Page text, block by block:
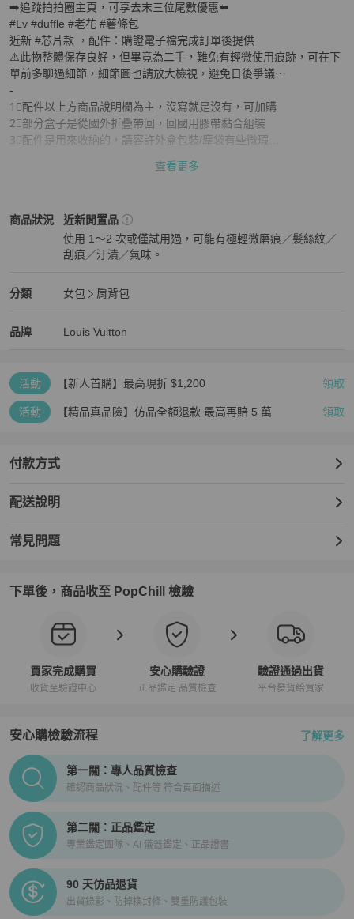
➡️追蹤拍拍圈主頁，可享去末三位尾數優惠⬅️
#Lv #duffle #老花 #薯條包
近新 #芯片款 ，配件：購證電子檔完成訂單後提供
⚠️此物整體保存良好，但畢竟為二手，難免有輕微使用痕跡，可在下
單前多聊過細節，細節圖也請放大檢視，避免日後爭議⋯
️-
1⃣️配件以上方商品說明欄為主，沒寫就是沒有，可加購
2⃣️部分盒子是從國外折疊帶回，回國用膠帶黏合組裝
3⃣️配件是用來收納的，請容許外盒包裝/塵袋有些微瑕
5⃣️商品非全新品，正常使用痕跡請勿高標
查看更多
商品狀況
Louis Vuitton女包商品狀態與細節
近新閒置品
使用 1～2 次或僅試用過，可能有極輕微磨痕／髮絲紋／
刮痕／汙漬／氣味。
分類
Louis Vuitton女包 分類資訊
女包
肩背包
品牌
Louis Vuitton精品女包品牌介紹
Louis Vuitton
Louis Vuitton推薦清單
活動 【新人首購】最高現折 $1,200 領取
活動 【精品真品險】仿品全額退款 最高再賠 5 萬 領取
付款方式
配送說明
常見問題
下單後，商品收至 PopChill 檢驗
買家完成購買
收貨至驗證中心
安心購驗證
正品鑑定 品質檢查
驗證通過出貨
平台發貨給買家
安心購檢驗流程 了解更多
PopChill拍拍圈正品驗證、安心購檢驗流程介紹
第一關：專人品質檢查
確認商品狀況、配件等 符合頁面描述
第二關：正品鑑定
專業鑑定團隊、AI 儀器鑑定、正品證書
90 天仿品退貨
出貨錄影、防掉換封條、雙重防護包裝